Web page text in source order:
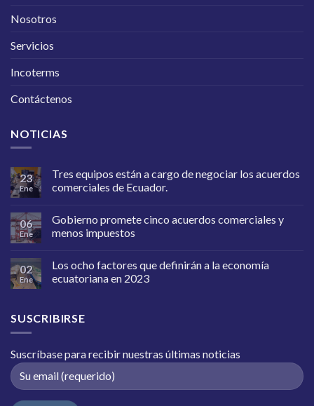
Nosotros
Servicios
Incoterms
Contáctenos
NOTICIAS
23
Ene
Tres equipos están a cargo de negociar los acuerdos
comerciales de Ecuador.
06
Ene
Gobierno promete cinco acuerdos comerciales y
menos impuestos
02
Ene
Los ocho factores que definirán a la economía
ecuatoriana en 2023
SUSCRIBIRSE
Suscríbase para recibir nuestras últimas noticias